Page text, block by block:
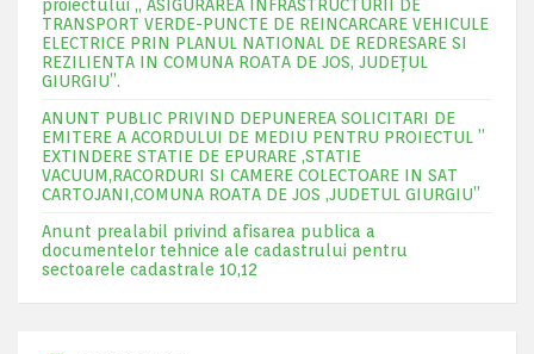
proiectului „ ASIGURAREA INFRASTRUCTURII DE
TRANSPORT VERDE-PUNCTE DE REINCARCARE VEHICULE
ELECTRICE PRIN PLANUL NATIONAL DE REDRESARE SI
REZILIENTA IN COMUNA ROATA DE JOS, JUDEŢUL
GIURGIU”.
ANUNT PUBLIC PRIVIND DEPUNEREA SOLICITARI DE
EMITERE A ACORDULUI DE MEDIU PENTRU PROIECTUL ”
EXTINDERE STATIE DE EPURARE ,STATIE
VACUUM,RACORDURI SI CAMERE COLECTOARE IN SAT
CARTOJANI,COMUNA ROATA DE JOS ,JUDETUL GIURGIU”
Anunt prealabil privind afisarea publica a
documentelor tehnice ale cadastrului pentru
sectoarele cadastrale 10,12